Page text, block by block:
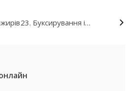
23. Буксирування і